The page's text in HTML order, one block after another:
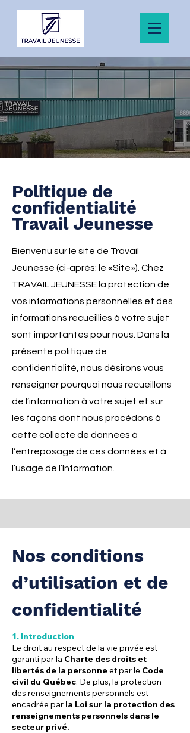
Politique de
confidentialité
Travail Jeunesse
Bienvenu sur le site de Travail
Jeunesse (ci-après: le «Site»). Chez
TRAVAIL JEUNESSE la protection de
vos informations personnelles et des
informations recueillies à votre sujet
sont importantes pour nous. Dans la
présente politique de
confidentialité, nous désirons vous
renseigner pourquoi nous recueillons
de l’information à votre sujet et sur
les façons dont nous procédons à
cette collecte de données à
l’entreposage de ces données et à
l’usage de l’Information.
Nos conditions
d’utilisation et de
confidentialité
1. Introduction
Le droit au respect de la vie privée est
garanti par la Charte des droits et
libertés de la personne et par le Code
civil du Québec. De plus, la protection
des renseignements personnels est
encadrée par la Loi sur la protection des
renseignements personnels dans le
secteur privé.